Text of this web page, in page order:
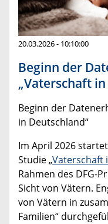
20.03.2026 - 10:10:00
Beginn der
„Vaterschaft
Beginn der
in Deutschland“
Im April 2026
Studie „Vaterschaft
Rahmen des DFG-
Sicht von Vätern.
von Vätern in
Familien“